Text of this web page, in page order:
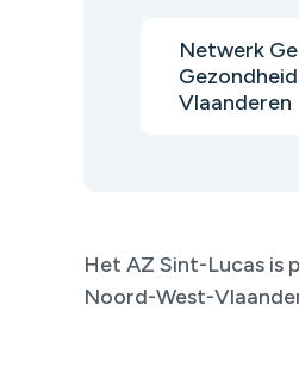
Netwerk
Vlaanderen
Het AZ Sint-Lucas is
Noord-West-